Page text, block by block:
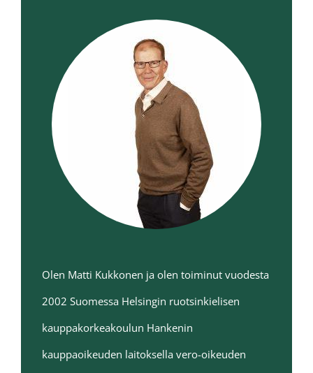
Olen Matti Kukkonen ja olen toiminut vuodesta
2002 Suomessa Helsingin ruotsinkielisen
kauppakorkeakoulun Hankenin
kauppaoikeuden laitoksella vero-oikeuden